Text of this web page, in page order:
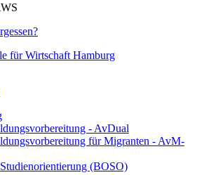
- AvDual
für Migranten - AvM-
(BOSO)